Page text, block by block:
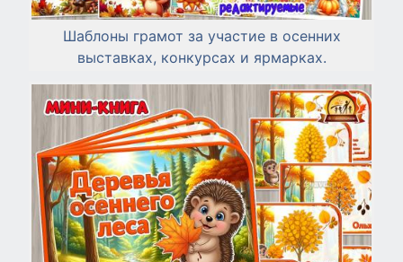
Шаблоны грамот за участие в осенних
выставках, конкурсах и ярмарках.